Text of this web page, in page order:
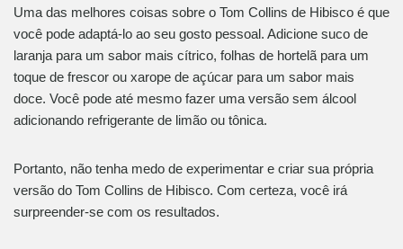
Uma das melhores coisas sobre o Tom Collins de Hibisco é que
você pode adaptá-lo ao seu gosto pessoal. Adicione suco de
laranja para um sabor mais cítrico, folhas de hortelã para um
toque de frescor ou xarope de açúcar para um sabor mais
doce. Você pode até mesmo fazer uma versão sem álcool
adicionando refrigerante de limão ou tônica.
Portanto, não tenha medo de experimentar e criar sua própria
versão do Tom Collins de Hibisco. Com certeza, você irá
surpreender-se com os resultados.